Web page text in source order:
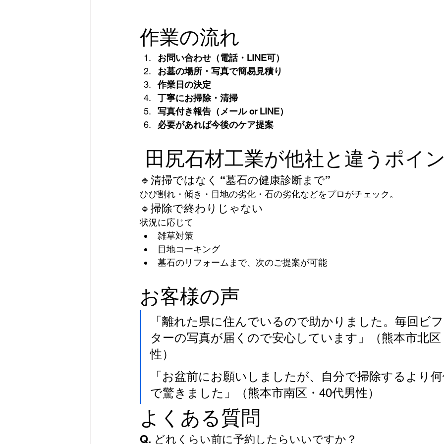
作業の流れ
お問い合わせ（電話・LINE可）
お墓の場所・写真で簡易見積り
作業日の決定
丁寧にお掃除・清掃
写真付き報告（メール or LINE）
必要があれば今後のケア提案
田尻石材工業が他社と違うポイ
🔹清掃ではなく “墓石の健康診断まで”
ひび割れ・傾き・目地の劣化・石の劣化などをプロがチェック。
🔹掃除で終わりじゃない
状況に応じて
雑草対策
目地コーキング
墓石のリフォームまで、次のご提案が可能
お客様の声
「離れた県に住んでいるので助かりました。毎回ビ
ターの写真が届くので安心しています」（熊本市北区
性）
「お盆前にお願いしましたが、自分で掃除するより
で驚きました」（熊本市南区・40代男性）
よくある質問
Q. どれくらい前に予約したらいいですか？